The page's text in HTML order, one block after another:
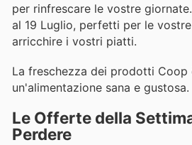
per rinfrescare le vostre giornate.
al 19 Luglio, perfetti per le
arricchire i vostri piatti.
La freschezza dei prodotti Coop
un'alimentazione sana e gustosa.
Le Offerte della
Perdere